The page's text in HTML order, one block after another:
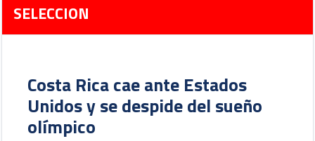
SELECCION
Costa Rica cae ante Estados
Unidos y se despide del sueño
olímpico